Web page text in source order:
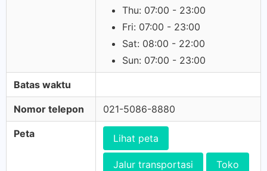
Thu: 07:00 - 23:00
Fri: 07:00 - 23:00
Sat: 08:00 - 22:00
Sun: 07:00 - 23:00
Batas waktu
Nomor telepon 021-5086-8880
Peta Lihat peta
Jalur transportasi Toko